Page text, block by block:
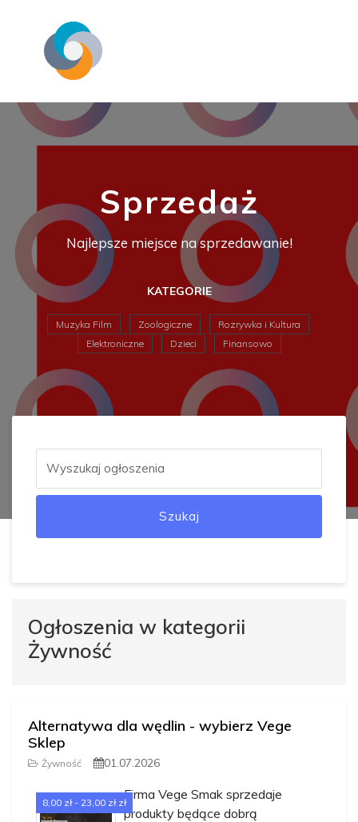
Sprzedaż
Najlepsze miejsce na sprzedawanie!
KATEGORIE
Muzyka Film Zoologiczne
Rozrywka i Kultura
Elektroniczne
Dzieci Finansowo
Szukaj
Ogłoszenia w kategorii
Żywność
Alternatywa dla wędlin - wybierz Vege
Sklep
Żywność 01.07.2026
8,00 zł - 23,00 zł zł
Firma Vege Smak sprzedaje
produkty będące dobrą